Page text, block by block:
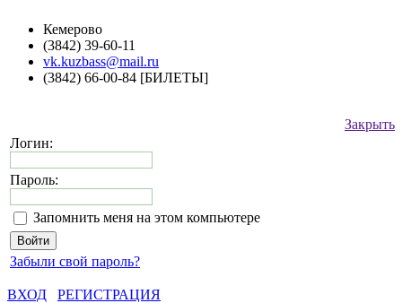
Кемерово
(3842) 39-60-11
vk.kuzbass@mail.ru
(3842) 66-00-84 [БИЛЕТЫ]
Закрыть
Логин:
Пароль:
Запомнить меня на этом компьютере
Забыли свой пароль?
ВХОД
РЕГИСТРАЦИЯ